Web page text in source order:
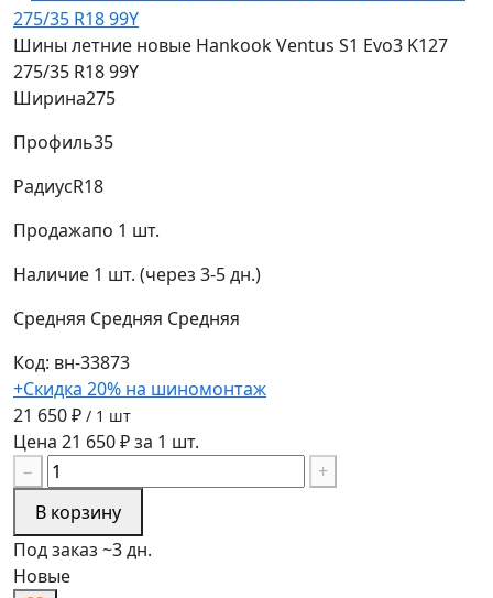
Шины летние новые Hankook Ventus S1 Evo3 K127
275/35 R18 99Y
Ширина275
Профиль35
РадиусR18
Продажапо 1 шт.
Наличие 1 шт. (через 3-5 дн.)
Средняя Средняя Средняя
Код: вн-33873
+Скидка 20% на шиномонтаж
21 650 ₽ / 1 шт
Цена 21 650 ₽ за 1 шт.
−
+
В корзину
Под заказ ~3 дн.
Новые